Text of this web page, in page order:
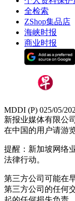
全检索
ZShop集品店
海峡时报
商业时报
MDDI (P) 025/05/
新报业媒体有限公
在中国的用户请游
提醒：新加坡网络
法律行动。
第三方公司可能在
第三方公司的任何